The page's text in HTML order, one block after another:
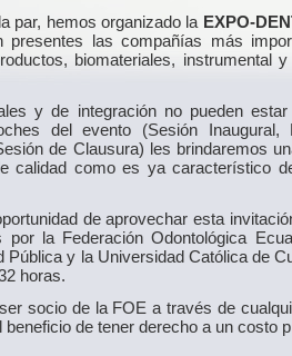
par, hemos organizado la EXPO-
presentes las compañías más
biomateriales, instrumental
y de integración no pueden estar
del evento (Sesión Inaugural,
de Clausura) les brindaremos
calidad como es ya característico
de aprovechar esta
por la Federación Odontológica
Pública y la Universidad Católica de
horas.
socio de la FOE a través de
beneficio de tener derecho a un costo